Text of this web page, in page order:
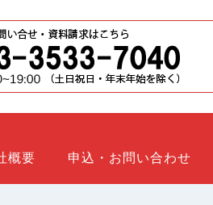
概要 申込・お問い合わせ